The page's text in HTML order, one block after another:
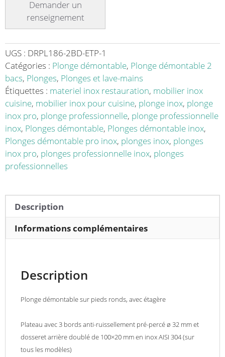
sur
pieds
avec
étagère
inox
AISI
304
2
bacs
à
droite
x
P
400
250
UGS : DRPL186-2BD-ETP-1
Catégories : Plonge démontable, Plonge démontable 2
bacs, Plonges, Plonges et lave-mains
Étiquettes : materiel inox restauration, mobilier inox
cuisine, mobilier inox pour cuisine, plonge inox, plonge
inox pro, plonge professionnelle, plonge professionnelle
inox, Plonges démontable, Plonges démontable inox,
Plonges démontable pro inox, plonges inox, plonges
inox pro, plonges professionnelle inox, plonges
professionnelles
Description
Informations complémentaires
Description
Plonge démontable sur pieds ronds, avec étagère
Plateau avec 3 bords anti-ruissellement pré-percé ø 32 mm et
dosseret arrière doublé de 100×20 mm en inox AISI 304 (sur
tous les modèles)